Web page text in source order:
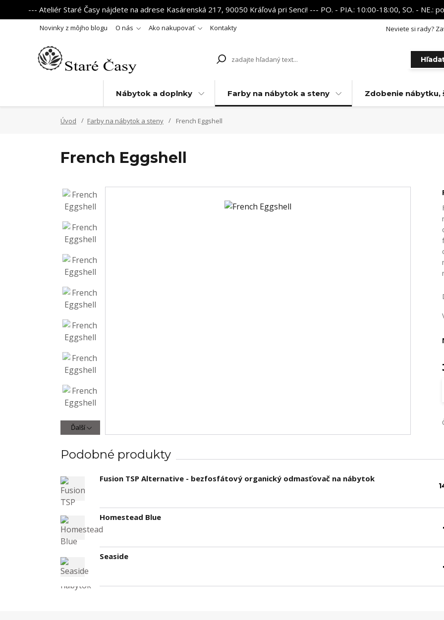
--- Ateliér Staré Časy nájdete na adrese Kasárenská 217, 90050 Kráľová pri Senci! --- PO. - PIA.: 10:00-18:00, SO. -
Novinky z môjho blogu O nás Ako nakupovať Kontakty Neviete si rady?
Nábytok a doplnky Farby na nábytok a steny Zdobenie nábytku,
Úvod Farby na nábytok a steny French Eggshell
French Eggshell
Ďalší
Podobné produkty
Fusion TSP Alternative - bezfosfátový organický odmasťovač na nábytok
Homestead Blue
Seaside